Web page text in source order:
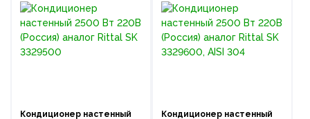
Кондиционер настенный
Кондиционер настенный